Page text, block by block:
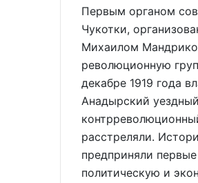
Первым органом
Чукотки,
Михаилом
революционную
декабре 1919 года
Анадырский
расстреляли.
предприняли
политическую и